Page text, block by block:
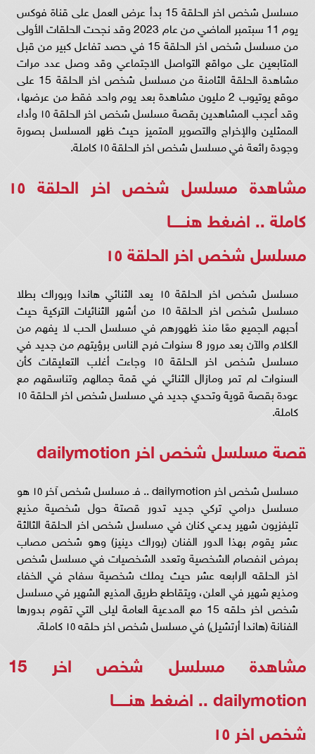
مسلسل شخص اخر الحلقة 15 بدأ عرض العمل على قناة فوكس
يوم 11 سبتمبر الماضي من عام 2023 وقد نجحت الحلقات الأولى
من مسلسل شخص اخر الحلقة 15 في حصد تفاعل كبير من قبل
المتابعين على مواقع التواصل الاجتماعي وقد وصل عدد مرات
مشاهدة الحلقة الثامنة من مسلسل شخص اخر الحلقة 15 على
موقع يوتيوب 2 مليون مشاهدة بعد يوم واحد فقط من عرضها،
وقد أعجب المشاهدين بقصة مسلسل شخص اخر الحلقة ١٥ وأداء
الممثلين والإخراج والتصوير المتميز حيث ظهر المسلسل بصورة
وجودة رائعة في مسلسل شخص اخر الحلقة ١٥ كاملة.
مشاهدة مسلسل شخص اخر الحلقة ١٥
كاملة .. اضغط هنـــــا
مسلسل شخص اخر الحلقة ١٥
مسلسل شخص اخر الحلقة ١٥ يعد الثنائي هاندا وبوراك بطلا
مسلسل شخص اخر الحلقة ١٥ من أشهر الثنائيات التركية حيث
أحبهم الجميع معًا منذ ظهورهم في مسلسل الحب لا يفهم من
الكلام والآن بعد مرور 8 سنوات فرح الناس برؤيتهم من جديد في
مسلسل شخص اخر الحلقة ١٥ وجاءت أغلب التعليقات كأن
السنوات لم تمر ومازال الثنائي في قمة جمالهم وتناسقهم مع
عودة بقصة قوية وتحدي جديد في مسلسل شخص اخر الحلقة ١٥
كاملة.
قصة مسلسل شخص اخر dailymotion
مسلسل شخص اخر dailymotion .. فـ مسلسل شخص آخر ١٥ هو
مسلسل درامي تركي جديد تدور قصتة حول شخصية مذيع
تليفزيون شهير يدعي كنان في مسلسل شخص اخر الحلقة الثالثة
عشر يقوم بهذا الدور الفنان (بوراك دينيز) وهو شخص مصاب
بمرض انفصام الشخصية وتعدد الشخصيات في مسلسل شخص
اخر الحلقه الرابعه عشر حيث يملك شخصية سفاح في الخفاء
ومذيع شهير في العلن، ويتقاطع طريق المذيع الشهير في مسلسل
شخص اخر حلقه 15 مع المدعية العامة ليلى التي تقوم بدورها
الفنانة (هاندا أرتشيل) في مسلسل شخص اخر حلقه ١٥ كاملة.
مشاهدة مسلسل شخص اخر 15
dailymotion ..
اضغط هنـــــا
شخص اخر ١٥